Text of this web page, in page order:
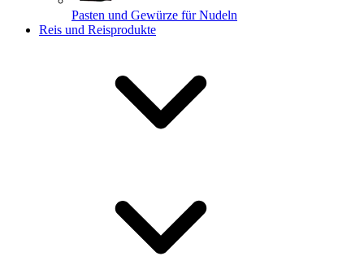
Pasten und Gewürze für Nudeln
Reis und Reisprodukte